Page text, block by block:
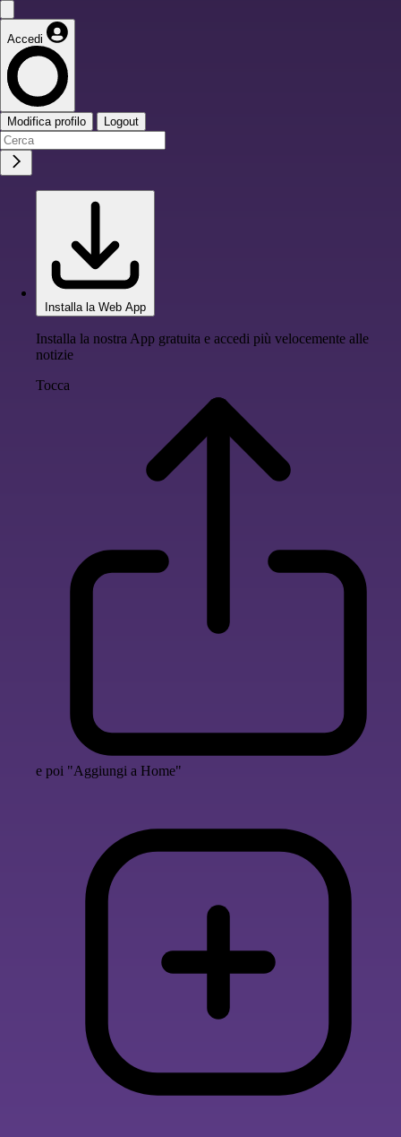
Accedi
Modifica profilo Logout
Installa la Web App
Installa la nostra App gratuita e accedi più velocemente alle
notizie
Tocca
e poi "Aggiungi a Home"